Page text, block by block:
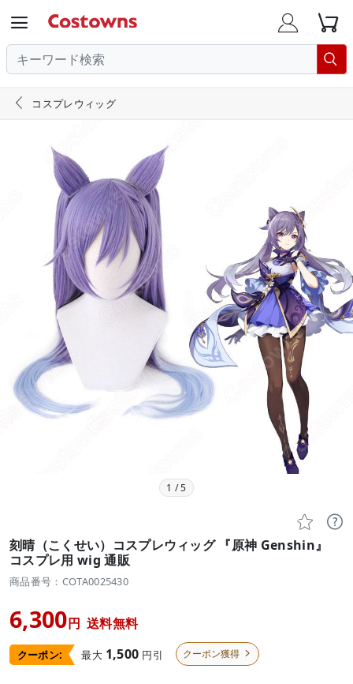
  

 コスプレウィッグ
1 /5
 
刻晴（こくせい）コスプレウィッグ 『原神 Genshin』
コスプレ用 wig 通販
商品番号：COTA0025430
6,300円 送料無料
クーポン: 最大 1,500 円引 クーポン獲得 